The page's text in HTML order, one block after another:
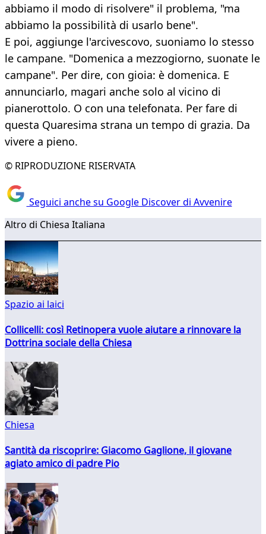
abbiamo il modo di risolvere" il problema, "ma
abbiamo la possibilità di usarlo bene".
E poi, aggiunge l'arcivescovo, suoniamo lo stesso
le campane. "Domenica a mezzogiorno, suonate le
campane". Per dire, con gioia: è domenica. E
annunciarlo, magari anche solo al vicino di
pianerottolo. O con una telefonata. Per fare di
questa Quaresima strana un tempo di grazia. Da
vivere a pieno.
© RIPRODUZIONE RISERVATA
Seguici anche su Google Discover di Avvenire
Altro di Chiesa Italiana
Spazio ai laici
Collicelli: così Retinopera vuole aiutare a rinnovare la
Dottrina sociale della Chiesa
Chiesa
Santità da riscoprire: Giacomo Gaglione, il giovane
agiato amico di padre Pio